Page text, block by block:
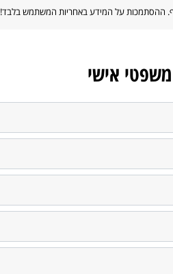
ההסתמכות על המידע באחריות המשתמש בלבד!
משפטי אישי